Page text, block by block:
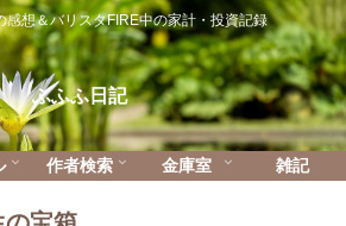
感想＆バリスタFIRE中の家計・投資記録
ふふふ日記
作者検索 金庫室 雑記